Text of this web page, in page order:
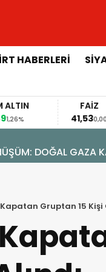
HABERLERİ
0,00%
12 Bini Aşkın
Gruptan 15 Kişi